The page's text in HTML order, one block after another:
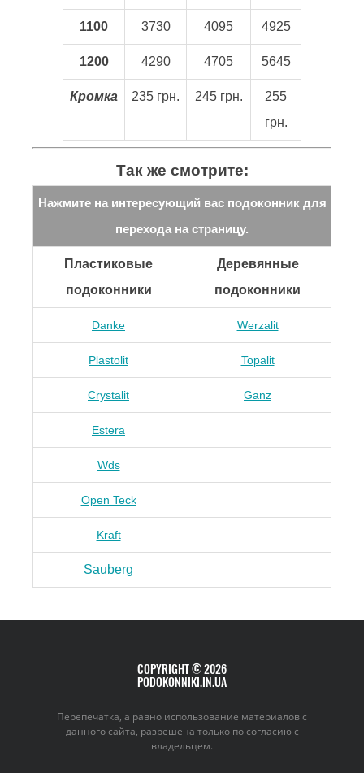
1100 3730 4095 4925
1200 4290 4705 5645
Кромка 235 грн. 245 грн.
255
грн.
Так же смотрите:
Нажмите на интересующий вас подоконник для
перехода на страницу.
Пластиковые
подоконники
Деревянные
подоконники
Danke Werzalit
Plastolit Topalit
Crystalit Ganz
Estera
Wds
Open Teck
Kraft
Sauberg
COPYRIGHT © 2026
PODOKONNIKI.IN.UA
Перепечатка, а равно использование материалов с
данного сайта, разрешена только по согласию с
владельцем.